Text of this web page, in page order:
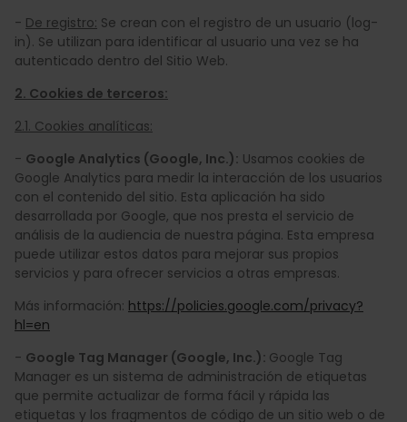
- De registro: Se crean con el registro de un usuario (log-
in). Se utilizan para identificar al usuario una vez se ha
autenticado dentro del Sitio Web.
2. Cookies de terceros:
2.1. Cookies analíticas:
- Google Analytics (Google, Inc.): Usamos cookies de
Google Analytics para medir la interacción de los usuarios
con el contenido del sitio. Esta aplicación ha sido
desarrollada por Google, que nos presta el servicio de
análisis de la audiencia de nuestra página. Esta empresa
puede utilizar estos datos para mejorar sus propios
servicios y para ofrecer servicios a otras empresas.​
Más información: https://policies.google.com/privacy?
hl=en
- Google Tag Manager (Google, Inc.): Google Tag
Manager es un sistema de administración de etiquetas
que permite actualizar de forma fácil y rápida las
etiquetas y los fragmentos de código de un sitio web o de